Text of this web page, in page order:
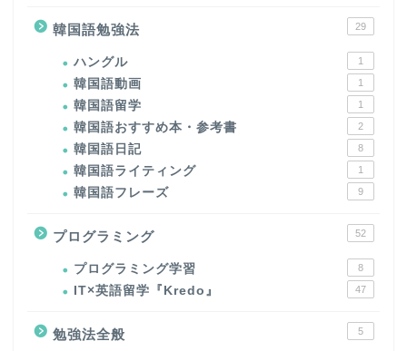
韓国語勉強法 29
ハングル 1
韓国語動画 1
韓国語留学 1
韓国語おすすめ本・参考書 2
韓国語日記 8
韓国語ライティング 1
韓国語フレーズ 9
プログラミング 52
プログラミング学習 8
IT×英語留学『Kredo』 47
勉強法全般 5